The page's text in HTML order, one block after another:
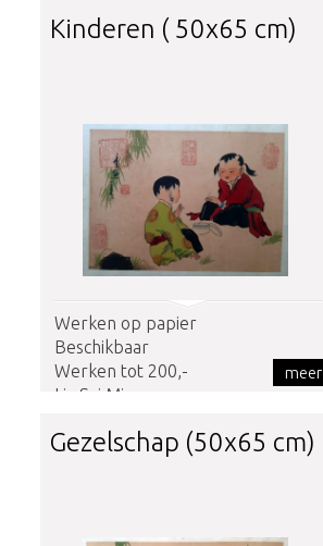
Kinderen ( 50x65 cm)
Werken op papier
Beschikbaar
Werken tot 200,-
Liu Sui Ming
meer
Gezelschap (50x65 cm)